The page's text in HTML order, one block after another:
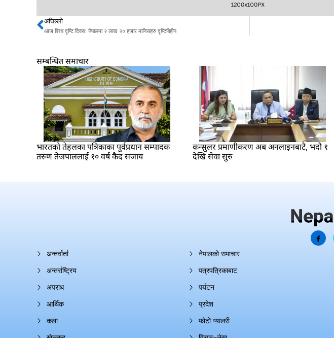
Prev
अघिल्लो
आज विश्व दृष्टि दिवसः नेपालमा २ लाख २० हजार मानिसहरु दृष्टिबिहीन
सम्बन्धित समाचार
भारतकाे तेहलका पत्रिकाका पूर्वप्रधान सम्पादक
तरुण तेजपाललाई १० वर्ष कैद सजाय
कन्सुलर प्रमाणीकरण अब अनलाइनबाटै, भदौ १
देखि सेवा सुरु
अन्तर्वार्ता
अन्तर्राष्ट्रिय
अपराध
आर्थिक
कला
नेपालको समाचार
पत्रपत्रिकाबाट
पर्यटन
प्रदेश
फोटो ग्यालरी